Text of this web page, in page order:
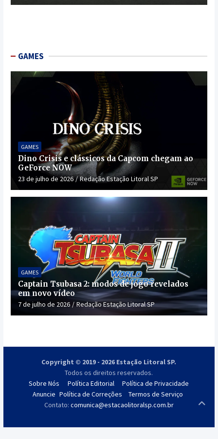
GAMES
GAMES
Dino Crisis e clássicos da Capcom chegam ao
GeForce NOW
23 de julho de 2026 Redação Estação Litoral SP
GAMES
Captain Tsubasa 2: modos de jogo revelados
em novo vídeo
7 de julho de 2026 Redação Estação Litoral SP
Copyright © 2019 - 2026 Estação Litoral SP.
Todos os direitos reservados.
Sobre Nós
Anuncie
Política Editorial
Política de Correções
Política de Privacidade
Termos de Serviço
Contato: comunica@estacaolitoralsp.com.br